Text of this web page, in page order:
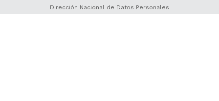
Dirección Nacional de Datos Personales